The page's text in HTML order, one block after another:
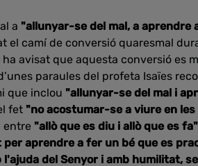
a "allunyar-se del mal, a aprendre
el camí de conversió quaresmal
ha avisat que aquesta conversió es
paraules del profeta Isaïes
que inclou "allunyar-se del mal i
fet "no acostumar-se a viure en
entre "allò que es diu i allò que es fa"
aprendre a fer un bé que es
l'ajuda del Senyor i amb humilitat,